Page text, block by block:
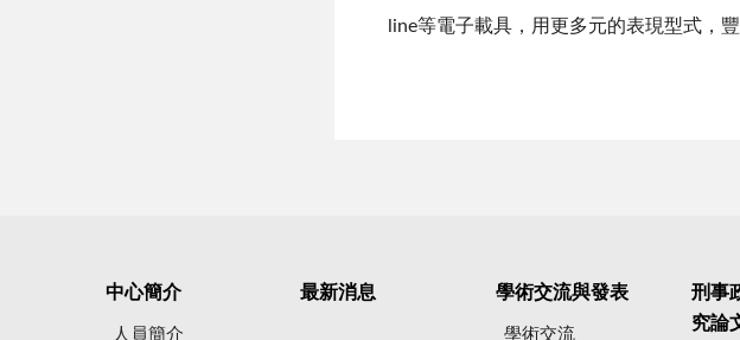
line等電子載具，用更多元的表現型式，
中心簡介
人員簡介
最新消息 學術交流與發表
學術交流
刑事
究論